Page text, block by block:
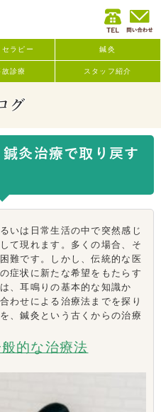
ラピー 鍼灸
診療 スタッフ紹介
グ
灸治療で取り戻す
いは日常生活の中で突然感じ
て現れます。多くの場合、そ
難です。しかし、伝統的な医
症状に新たな希望をもたらす
、耳鳴りの基本的な知識か
わせによる治療法までを探り
、鍼灸という古くからの治療
的な治療法